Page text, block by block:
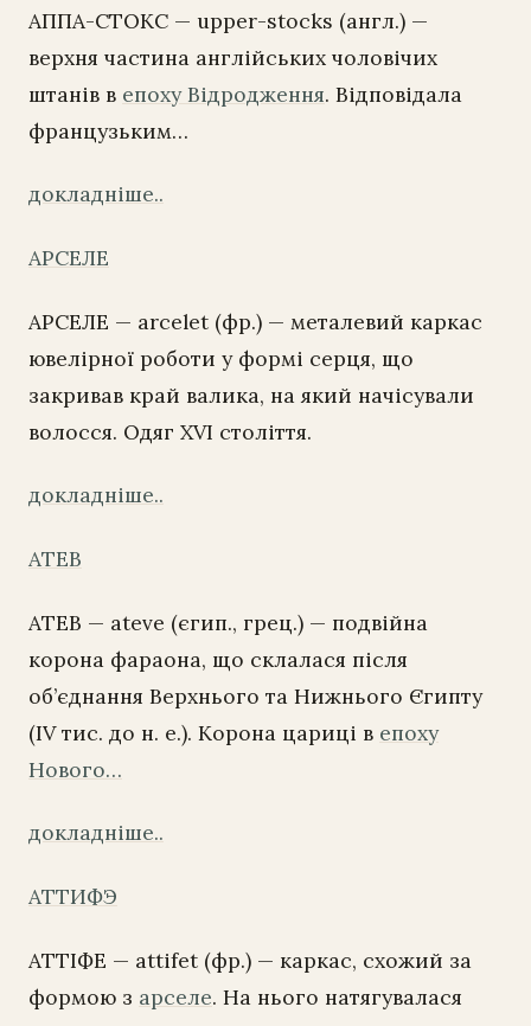
АППА-СТОКС — upper-stocks (англ.) —
верхня частина англійських чоловічих
штанів в епоху Відродження. Відповідала
французьким…
докладніше..
АРСЕЛЕ
АРСЕЛЕ — arcelet (фр.) — металевий каркас
ювелірної роботи у формі серця, що
закривав край валика, на який начісували
волосся. Одяг XVI століття.
докладніше..
АТЕВ
АТЕВ — ateve (єгип., грец.) — подвійна
корона фараона, що склалася після
об’єднання Верхнього та Нижнього Єгипту
(IV тис. до н. е.). Корона цариці в епоху
Нового…
докладніше..
АТТИФЭ
АТТІФЕ — attifet (фр.) — каркас, схожий за
формою з арселе. На нього натягувалася